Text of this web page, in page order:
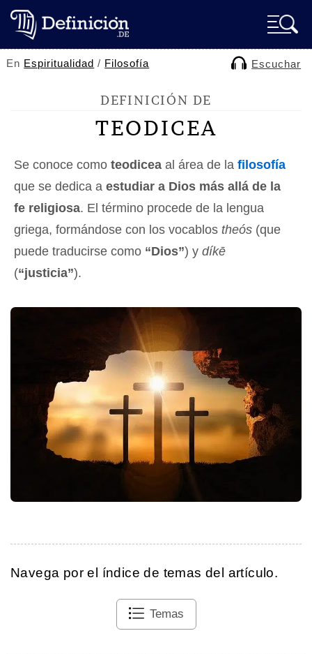
En Espiritualidad / Filosofía Escuchar
DEFINICIÓN DE
TEODICEA
Se conoce como teodicea al área de la filosofía
que se dedica a estudiar a Dios más allá de la
fe religiosa. El término procede de la lengua
griega, formándose con los vocablos theós (que
puede traducirse como “Dios”) y díkē
(“justicia”).
Navega por el índice de temas del artículo.
Temas